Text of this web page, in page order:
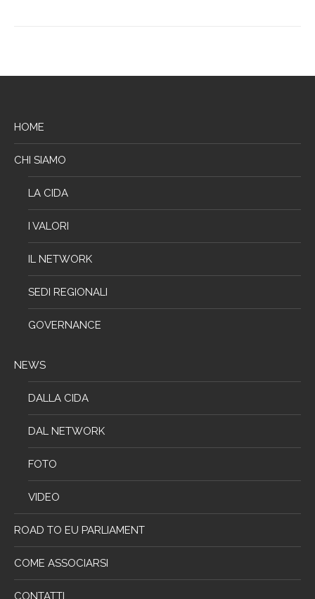
HOME
CHI SIAMO
LA CIDA
I VALORI
IL NETWORK
SEDI REGIONALI
GOVERNANCE
NEWS
DALLA CIDA
DAL NETWORK
FOTO
VIDEO
ROAD TO EU PARLIAMENT
COME ASSOCIARSI
CONTATTI